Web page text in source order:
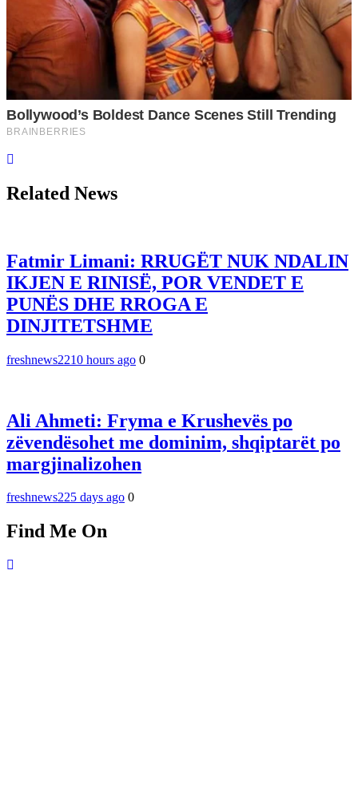
Related News
Fatmir Limani: RRUGËT NUK NDALIN
IKJEN E RINISË, POR VENDET E
PUNËS DHE RROGA E
DINJITETSHME
freshnews2210 hours ago 0
Ali Ahmeti: Fryma e Krushevës po
zëvendësohet me dominim, shqiptarët po
margjinalizohen
freshnews225 days ago 0
Find Me On